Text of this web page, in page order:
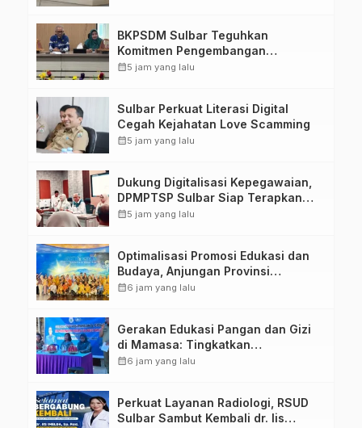
BKPSDM Sulbar Teguhkan
Komitmen Pengembangan
Kompetensi ASN melalui
calendar_month5 jam yang lalu
Sulbar Perkuat Literasi Digital
Cegah Kejahatan Love Scamming
calendar_month5 jam yang lalu
Dukung Digitalisasi Kepegawaian,
DPMPTSP Sulbar Siap Terapkan
Aplikasi FLEKSI ASN
calendar_month5 jam yang lalu
Optimalisasi Promosi Edukasi dan
Budaya, Anjungan Provinsi
Sulawesi Barat Perkuat Kolaborasi
calendar_month6 jam yang lalu
Gerakan Edukasi Pangan dan Gizi
di Mamasa: Tingkatkan
Pengetahuan dan Keterampilan
calendar_month6 jam yang lalu
Perkuat Layanan Radiologi, RSUD
Sulbar Sambut Kembali dr. Iis